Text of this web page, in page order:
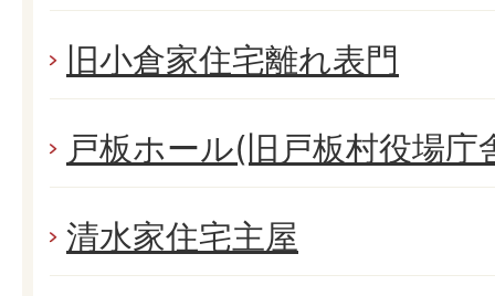
旧小倉家住宅離れ表門
戸板ホール(旧戸板村役場庁
清水家住宅主屋